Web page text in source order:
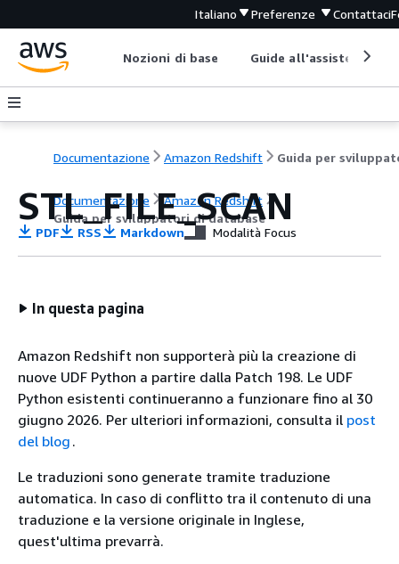
Italiano Preferenze Contattaci
Nozioni di base Guide all'assistenza
Documentazione Amazon Redshift
Documentazione
Amazon Redshift
Guida per sviluppatori di database
STL_FILE_SCAN
PDF RSS Markdown Modalità Focus
In questa pagina
Amazon Redshift non supporterà più la creazione di
nuove UDF Python a partire dalla Patch 198. Le UDF
Python esistenti continueranno a funzionare fino al 30
giugno 2026. Per ulteriori informazioni, consulta il post
del blog .
Le traduzioni sono generate tramite traduzione
automatica. In caso di conflitto tra il contenuto di una
traduzione e la versione originale in Inglese,
quest'ultima prevarrà.